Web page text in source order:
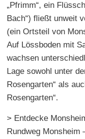
„Pfrimm“, ein
Bach“) fließt unweit
(ein Ortsteil von
Auf Lössboden mit
wachsen
Lage sowohl unter
Rosengarten“ als
Rosengarten“.
> Entdecke
Rundweg Monsheim